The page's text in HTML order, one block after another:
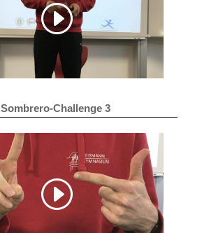
Sombrero-Challenge 3